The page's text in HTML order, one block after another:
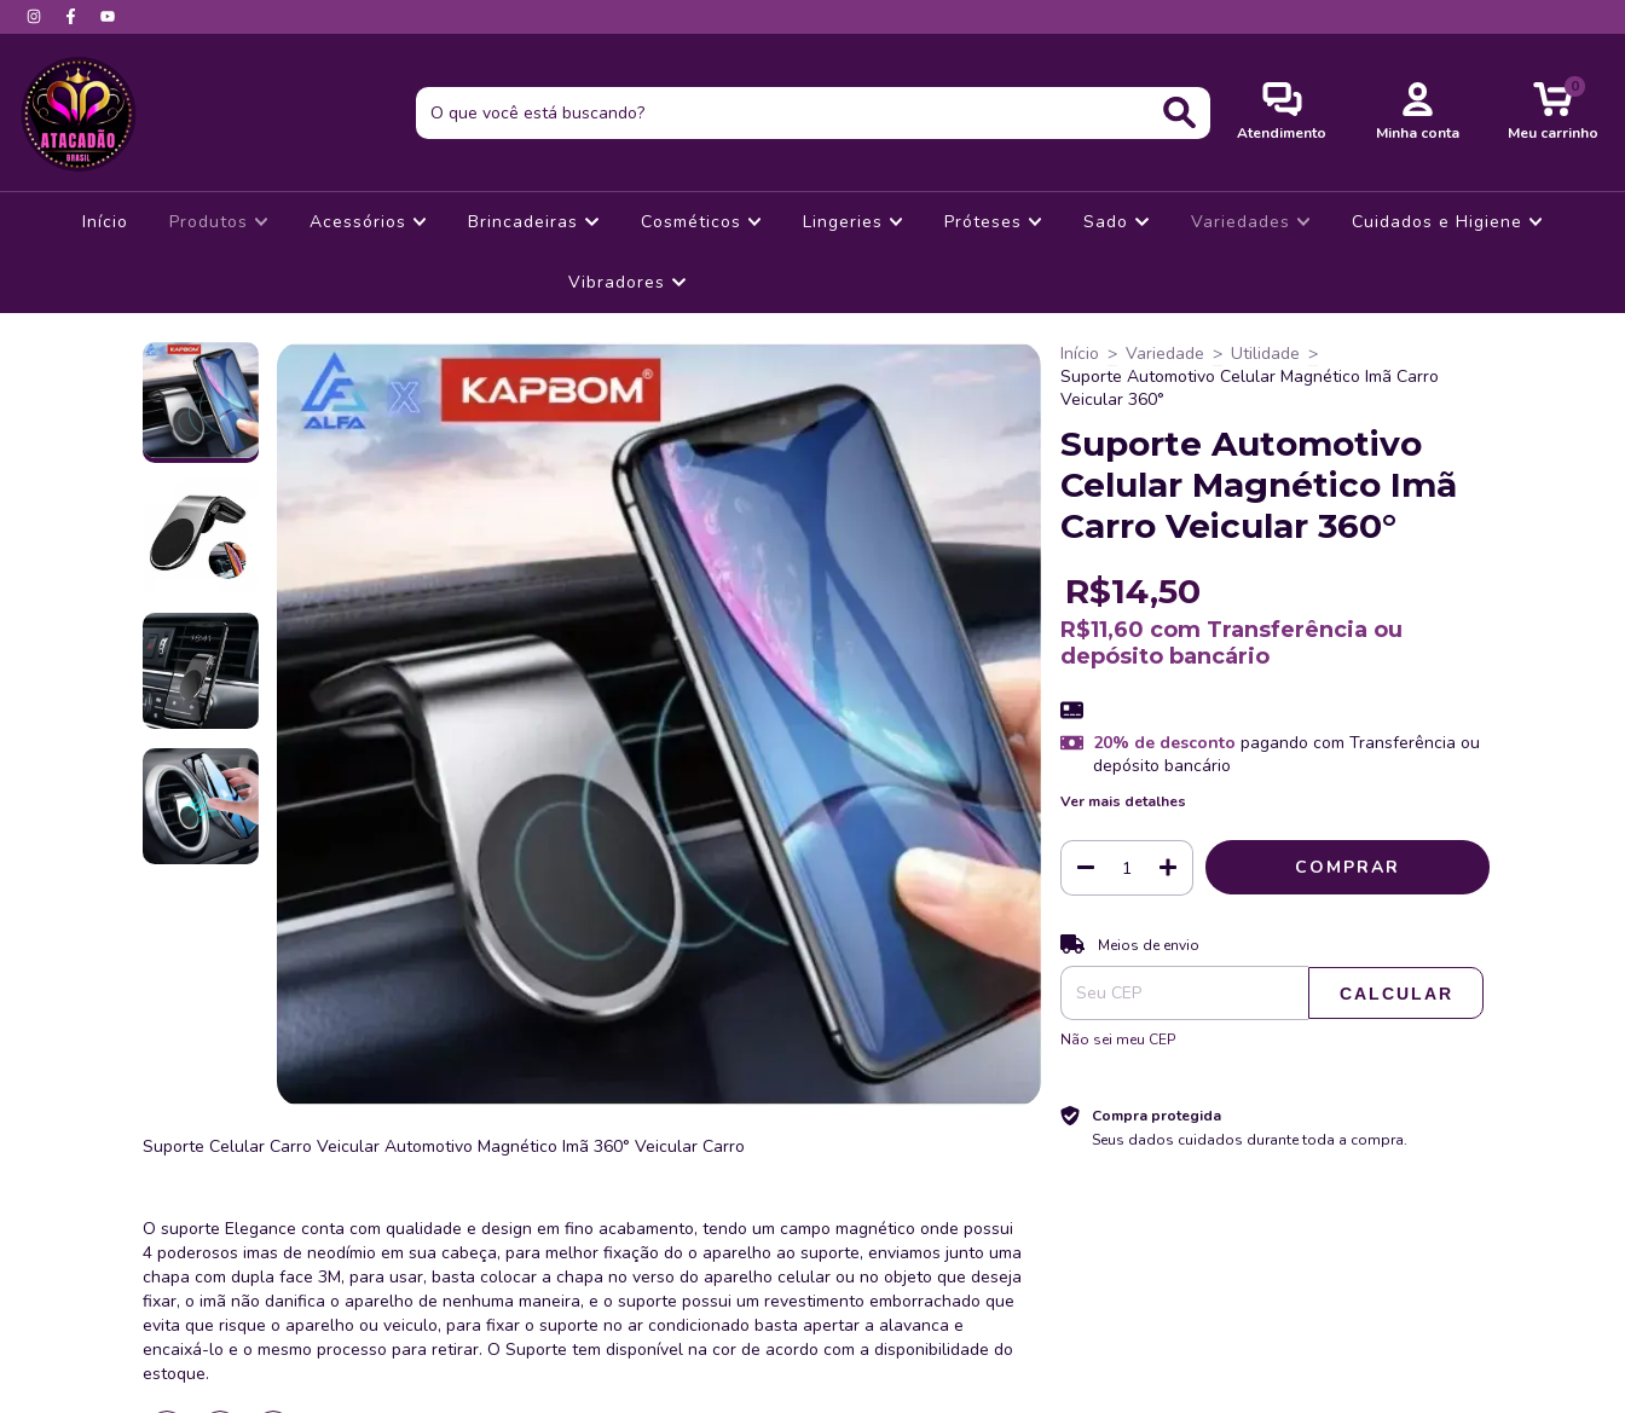
Atendimento Minha conta Meu carrinho
0
Início Produtos Acessórios Brincadeiras Cosméticos Lingeries Próteses Sado Variedades Cuidados e Higiene
Vibradores
Suporte Celular Carro Veicular Automotivo Magnético Imã 360° Veicular Carro
O suporte Elegance conta com qualidade e design em fino acabamento, tendo um campo magnético onde possui
4 poderosos imas de neodímio em sua cabeça, para melhor fixação do o aparelho ao suporte, enviamos junto uma
chapa com dupla face 3M, para usar, basta colocar a chapa no verso do aparelho celular ou no objeto que deseja
fixar, o imã não danifica o aparelho de nenhuma maneira, e o suporte possui um revestimento emborrachado que
evita que risque o aparelho ou veiculo, para fixar o suporte no ar condicionado basta apertar a alavanca e
encaixá-lo e o mesmo processo para retirar. O Suporte tem disponível na cor de acordo com a disponibilidade do
estoque.
Início > Variedade > Utilidade >
Suporte Automotivo Celular Magnético Imã Carro
Veicular 360°
Suporte Automotivo
Celular Magnético Imã
Carro Veicular 360°
R$14,50
R$11,60 com Transferência ou
depósito bancário
20% de desconto pagando com Transferência ou
depósito bancário
Ver mais detalhes
Entregas para o CEP:
Meios de envio
CALCULAR
Não sei meu CEP
Compra protegida
Seus dados cuidados durante toda a compra.